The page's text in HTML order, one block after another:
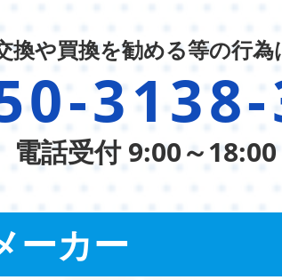
換や買換を勧める等の行為
電話受付 9:00～
ーカー